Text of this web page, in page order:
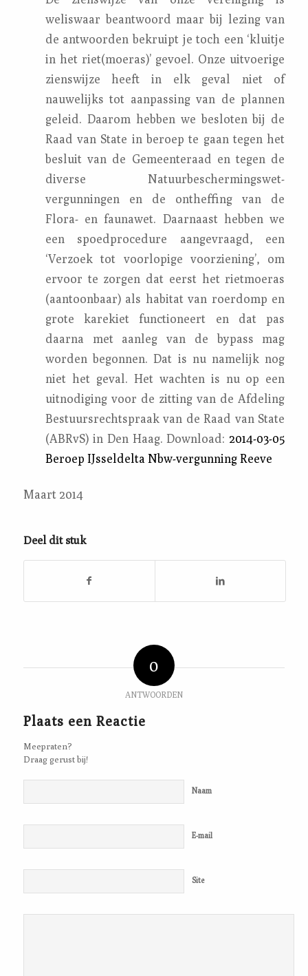
weliswaar beantwoord maar bij lezing van
de antwoorden bekruipt je toch een ‘kluitje
in het riet(moeras)’ gevoel. Onze uitvoerige
zienswijze heeft in elk geval niet of
nauwelijks tot aanpassing van de plannen
geleid. Daarom hebben we besloten bij de
Raad van State in beroep te gaan tegen het
besluit van de Gemeenteraad en tegen de
diverse Natuurbeschermingswet-
vergunningen en de ontheffing van de
Flora- en faunawet. Daarnaast hebben we
een spoedprocedure aangevraagd, een
‘Verzoek tot voorlopige voorziening’, om
ervoor te zorgen dat eerst het rietmoeras
(aantoonbaar) als habitat van roerdomp en
grote karekiet functioneert en dat pas
daarna met aanleg van de bypass mag
worden begonnen. Dat is nu namelijk nog
niet het geval. Het wachten is nu op een
uitnodiging voor de zitting van de Afdeling
Bestuursrechtspraak van de Raad van State
(ABRvS) in Den Haag. Download: 2014-03-05
Beroep IJsseldelta Nbw-vergunning Reeve
Maart 2014
Deel dit stuk
0
ANTWOORDEN
Plaats een Reactie
Meepraten?
Draag gerust bij!
Naam
E-mail
Site